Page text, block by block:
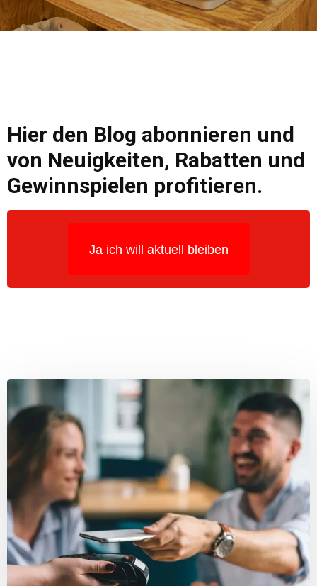
Hier den Blog abonnieren und
von Neuigkeiten, Rabatten und
Gewinnspielen profitieren.
Ja ich will aktuell bleiben